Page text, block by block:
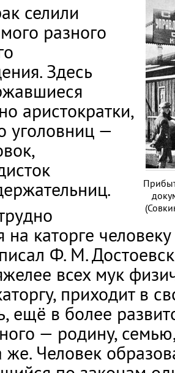
селили
разного
Здесь
аристократки,
уголовниц —
на каторге
Ф. М.
всех мук
приходит в
ещё в более
— родину,
же. Человек